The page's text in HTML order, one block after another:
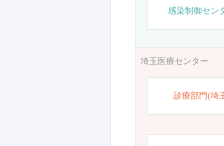
感染制御セン
埼玉医療センター
診療部門(埼